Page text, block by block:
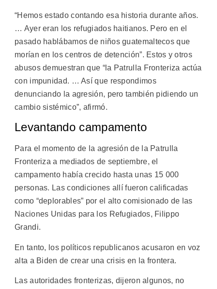
“Hemos estado contando esa historia durante años.
… Ayer eran los refugiados haitianos. Pero en el
pasado hablábamos de niños guatemaltecos que
morían en los centros de detención”. Estos y otros
abusos demuestran que “la Patrulla Fronteriza actúa
con impunidad. … Así que respondimos
denunciando la agresión, pero también pidiendo un
cambio sistémico”, afirmó.
Levantando campamento
Para el momento de la agresión de la Patrulla
Fronteriza a mediados de septiembre, el
campamento había crecido hasta unas 15 000
personas. Las condiciones allí fueron calificadas
como “deplorables” por el alto comisionado de las
Naciones Unidas para los Refugiados, Filippo
Grandi.
En tanto, los políticos republicanos acusaron en voz
alta a Biden de crear una crisis en la frontera.
Las autoridades fronterizas, dijeron algunos, no